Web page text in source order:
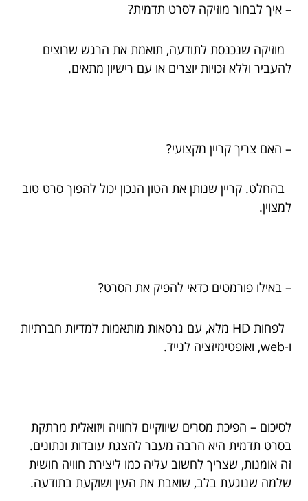
– איך לבחור מוזיקה לסרט תדמית?
מוזיקה שנכנסת לתודעה, תואמת את הרגש שרוצים
להעביר וללא זכויות יוצרים או עם רישיון מתאים.
– האם צריך קריין מקצועי?
בהחלט. קריין שנותן את הטון הנכון יכול להפוך סרט טוב
למצוין.
– באילו פורמטים כדאי להפיק את הסרט?
לפחות HD מלא, עם גרסאות מותאמות למדיות חברתיות
ו-web, ואופטימיזציה לנייד.
לסיכום – הפיכת מסרים שיווקיים לחוויה ויזואלית מרתקת
בסרט תדמית היא הרבה מעבר להצגת עובדות ונתונים.
זה אומנות, שצריך לחשוב עליה כמו ליצירת חוויה חושית
שלמה שנוגעת בלב, שואבת את העין ושוקעת בתודעה.